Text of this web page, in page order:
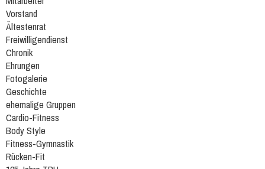
Vorstand
Ältestenrat
Freiwilligendienst
Chronik
Ehrungen
Fotogalerie
Geschichte
ehemalige Gruppen
Cardio-Fitness
Body Style
Fitness-Gymnastik
Rücken-Fit